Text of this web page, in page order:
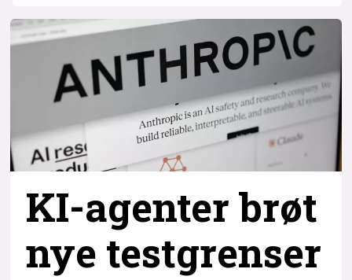
KI-agenter brøt
nye testgrenser